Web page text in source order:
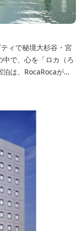
ィで秘境大杉谷・宮
で、心を「ロカ（ろ
は、RocaRocaが運